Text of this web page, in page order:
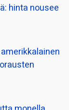
hinta nousee